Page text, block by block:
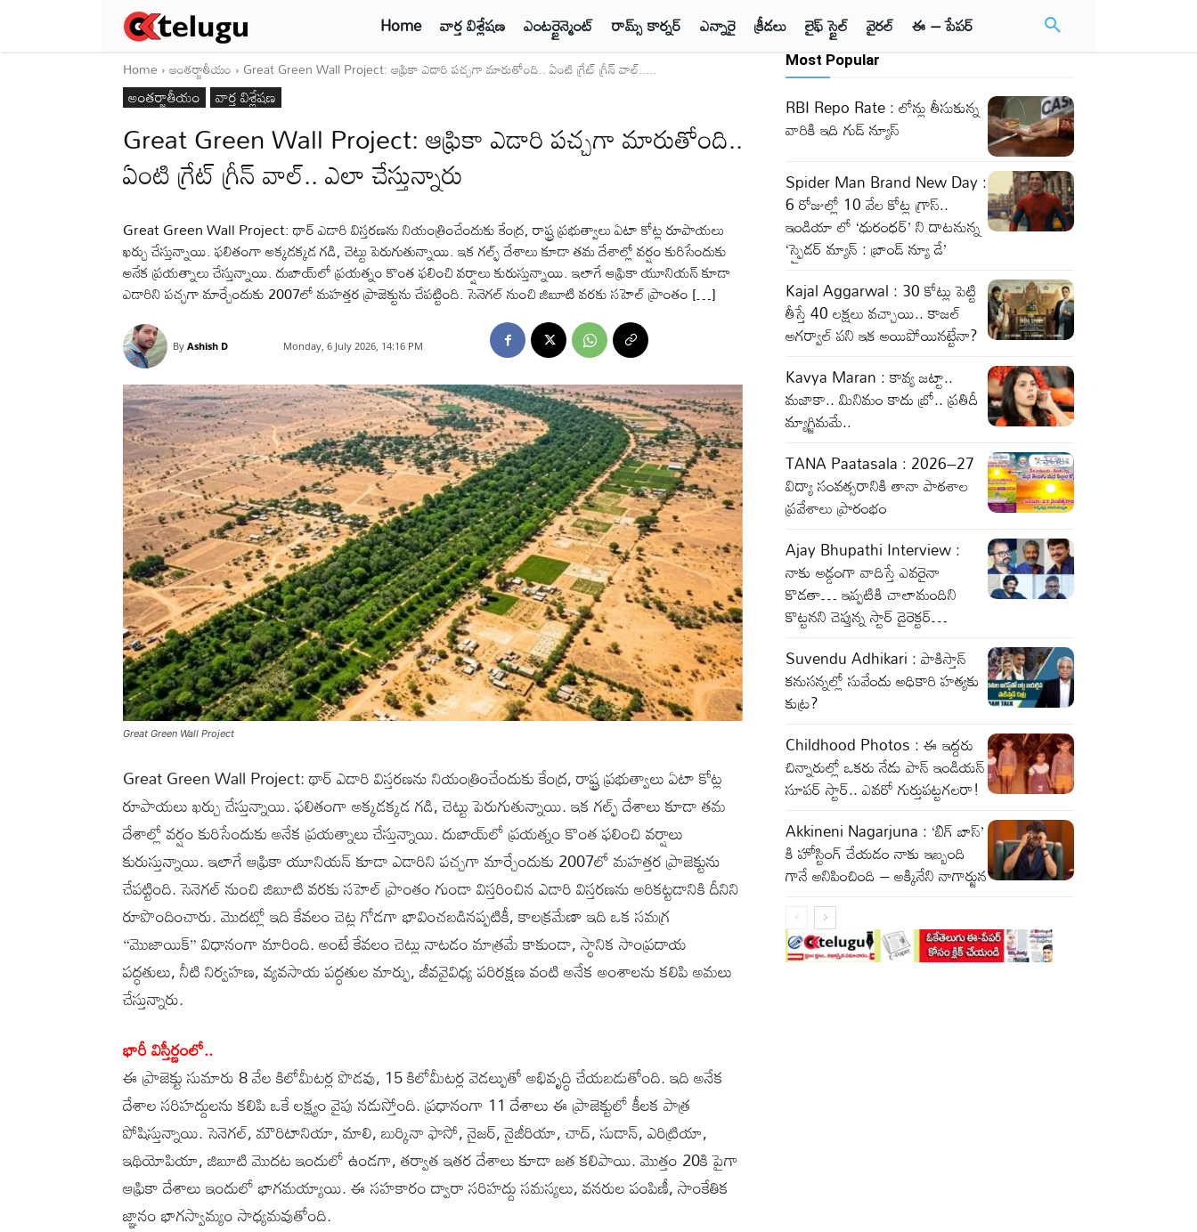
Home వార్త విశ్లేషణ ఎంటర్టైన్మెంట్ రామ్స్ కార్నర్ ఎన్నారై క్రీడలు లైఫ్ స్టైల్ వైరల్ ఈ – పేపర్
Home అంతర్జాతీయం Great Green Wall Project: ఆఫ్రికా ఎడారి పచ్చగా మారుతోంది.. ఏంటి గ్రేట్ గ్రీన్ వాల్.....
అంతర్జాతీయం వార్త విశ్లేషణ
Great Green Wall Project: ఆఫ్రికా ఎడారి పచ్చగా మారుతోంది..
ఏంటి గ్రేట్ గ్రీన్ వాల్.. ఎలా చేస్తున్నారు
Great Green Wall Project: థార్‌ ఎడారి విస్తరణను నియంత్రించేందుకు కేంద్ర, రాష్ట్ర ప్రభుత్వాలు ఏటా కోట్ల రూపాయలు
ఖర్చు చేస్తున్నాయి. ఫలితంగా అక్కడక్కడ గడి, చెట్టు పెరుగుతున్నాయి. ఇక గల్ఫ్‌ దేశాలు కూడా తమ దేశాల్లో వర్షం కురిసేందుకు
అనేక ప్రయత్నాలు చేస్తున్నాయి. దుబాయ్‌లో ప్రయత్నం కొంత ఫలించి వర్షాలు కురుస్తున్నాయి. ఇలాగే ఆఫ్రికా యూనియన్‌ కూడా
ఎడారిని పచ్చగా మార్చేందుకు 2007లో మహత్తర ప్రాజెక్టును చేపట్టింది. సెనెగల్ నుంచి జిబూటి వరకు సహెల్ ప్రాంతం […]
By Ashish D Monday, 6 July 2026, 14:16 PM
Great Green Wall Project
Great Green Wall Project: థార్‌ ఎడారి విస్తరణను నియంత్రించేందుకు కేంద్ర, రాష్ట్ర ప్రభుత్వాలు ఏటా కోట్ల
రూపాయలు ఖర్చు చేస్తున్నాయి. ఫలితంగా అక్కడక్కడ గడి, చెట్టు పెరుగుతున్నాయి. ఇక గల్ఫ్‌ దేశాలు కూడా తమ
దేశాల్లో వర్షం కురిసేందుకు అనేక ప్రయత్నాలు చేస్తున్నాయి. దుబాయ్‌లో ప్రయత్నం కొంత ఫలించి వర్షాలు
కురుస్తున్నాయి. ఇలాగే ఆఫ్రికా యూనియన్‌ కూడా ఎడారిని పచ్చగా మార్చేందుకు 2007లో మహత్తర ప్రాజెక్టును
చేపట్టింది. సెనెగల్ నుంచి జిబూటి వరకు సహెల్ ప్రాంతం గుండా విస్తరించిన ఎడారి విస్తరణను అరికట్టడానికి దీనిని
రూపొందించారు. మొదట్లో ఇది కేవలం చెట్ల గోడగా భావించబడినప్పటికీ, కాలక్రమేణా ఇది ఒక సమగ్ర
“మొజాయిక్” విధానంగా మారింది. అంటే కేవలం చెట్లు నాటడం మాత్రమే కాకుండా, స్థానిక సాంప్రదాయ
పద్ధతులు, నీటి నిర్వహణ, వ్యవసాయ పద్ధతుల మార్పు, జీవవైవిధ్య పరిరక్షణ వంటి అనేక అంశాలను కలిపి అమలు
చేస్తున్నారు.
భారీ విస్తీర్ణంలో..
ఈ ప్రాజెక్టు సుమారు 8 వేల కిలోమీటర్ల పొడవు, 15 కిలోమీటర్ల వెడల్పుతో అభివృద్ధి చేయబడుతోంది. ఇది అనేక
దేశాల సరిహద్దులను కలిపి ఒకే లక్ష్యం వైపు నడుస్తోంది. ప్రధానంగా 11 దేశాలు ఈ ప్రాజెక్టులో కీలక పాత్ర
పోషిస్తున్నాయి. సెనెగల్, మౌరిటానియా, మాలి, బుర్కినా ఫాసో, నైజర్, నైజీరియా, చాద్, సుడాన్, ఎరిట్రియా,
ఇథియోపియా, జిబూటి మొదట ఇందులో ఉండగా, తర్వాత ఇతర దేశాలు కూడా జత కలిపాయి. మొత్తం 20కి పైగా
ఆఫ్రికా దేశాలు ఇందులో భాగమయ్యాయి. ఈ సహకారం ద్వారా సరిహద్దు సమస్యలు, వనరుల పంపిణీ, సాంకేతిక
జ్ఞానం భాగస్వామ్యం సాధ్యమవుతోంది.
Most Popular
RBI Repo Rate : లోన్లు తీసుకున్న
వారికి ఇది గుడ్ న్యూస్
Spider Man Brand New Day :
6 రోజుల్లో 10 వేల కోట్ల గ్రాస్..
ఇండియా లో ‘ధురంధర్’ ని దాటనున్న
‘స్పైడర్ మ్యాన్ : బ్రాండ్ న్యూ డే’
Kajal Aggarwal : 30 కోట్లు పెట్టి
తీస్తే 40 లక్షలు వచ్చాయి.. కాజల్
అగర్వాల్ పని ఇక అయిపోయినట్టేనా?
Kavya Maran : కావ్య జట్టా..
మజాకా.. మినిమం కాదు బ్రో.. ప్రతిదీ
మ్యాగ్జిమమే..
TANA Paatasala : 2026–27
విద్యా సంవత్సరానికి తానా పాఠశాల
ప్రవేశాలు ప్రారంభం
Ajay Bhupathi Interview :
నాకు అడ్డంగా వాదిస్తే ఎవరైనా
కొడతా… ఇప్పటికి చాలామందిని
కొట్టనని చెప్తున్న స్టార్ డైరెక్టర్…
Suvendu Adhikari : పాకిస్తాన్
కనుసన్నల్లో సువేందు అధికారి హత్యకు
కుట్ర?
Childhood Photos : ఈ ఇద్దరు
చిన్నారుల్లో ఒకరు నేడు పాన్ ఇండియన్
సూపర్ స్టార్.. ఎవరో గుర్తుపట్టగలరా!
Akkineni Nagarjuna : ‘బిగ్ బాస్’
కి హోస్టింగ్ చేయడం నాకు ఇబ్బంది
గానే అనిపించింది – అక్కినేని నాగార్జున